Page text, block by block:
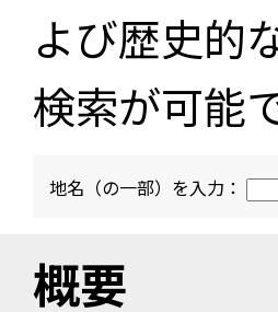
よび歴史的
検索が可能
地名（の一部）を入力：
概要